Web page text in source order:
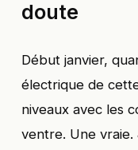
doute
Début janvier,
électrique de
niveaux avec les
ventre. Une